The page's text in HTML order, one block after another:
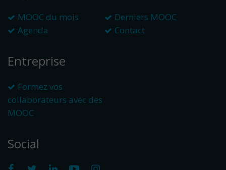
MOOC du mois
Derniers MOOC
Agenda
Contact
Entreprise
Formez vos
collaborateurs avec des
MOOC
Social